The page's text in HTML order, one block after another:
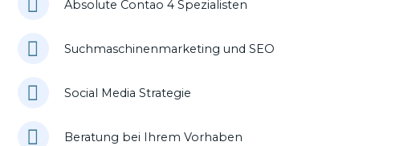
Absolute Contao 4 Spezialisten
Suchmaschinenmarketing und SEO
Social Media Strategie
Beratung bei Ihrem Vorhaben